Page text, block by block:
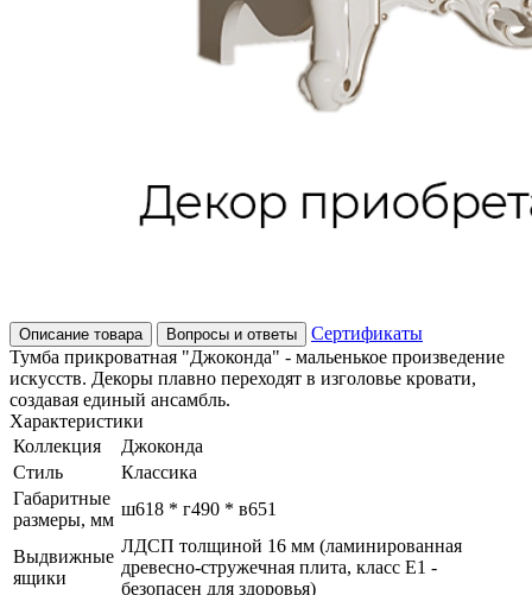
Описание товара Вопросы и ответы
Сертификаты
Тумба прикроватная "Джоконда" - мальенькое произведение
искусств. Декоры плавно переходят в изголовье кровати,
создавая единый ансамбль.
Характеристики
Коллекция
Джоконда
Стиль
Классика
Габаритные
размеры, мм
ш618 * г490 * в651
Выдвижные
ящики
ЛДСП толщиной 16 мм (ламинированная
древесно-стружечная плита, класс E1 -
безопасен для здоровья)